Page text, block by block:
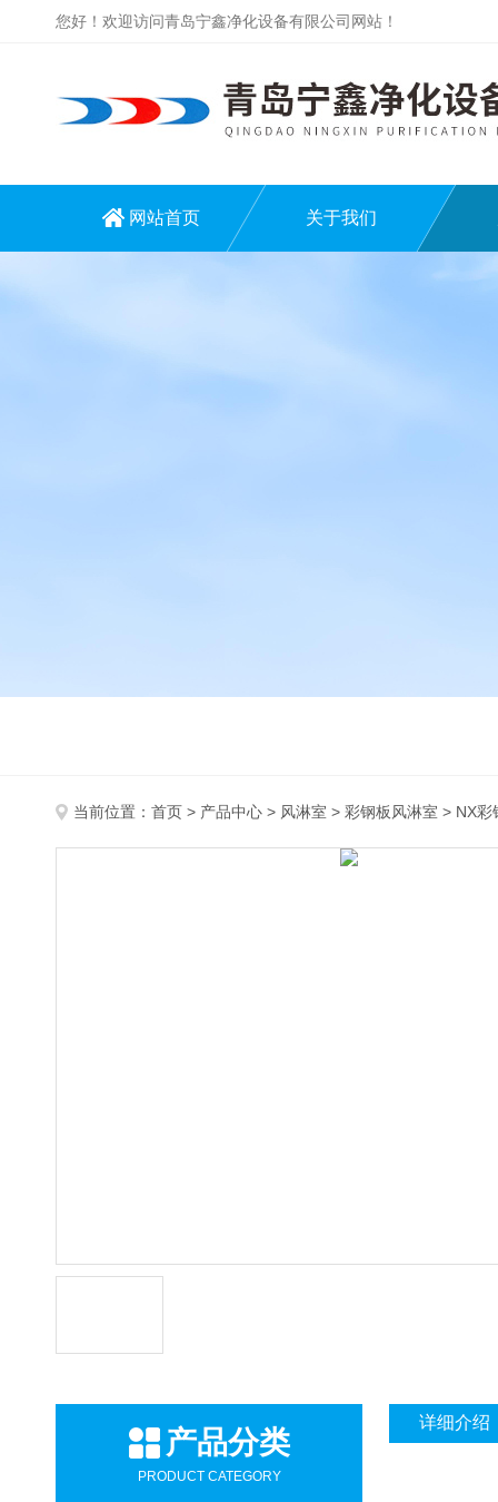
您好！欢迎访问青岛宁鑫净化设备有限公司网站！
网站首页 关于我们
当前位置： 首页 > 产品中心 > 风淋室 > 彩钢板风淋室 > NX彩
产品分类
PRODUCT CATEGORY
详细介绍